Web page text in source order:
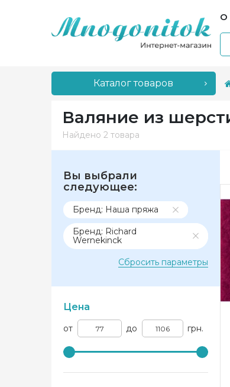
О
Каталог товаров
Валяние из
Найдено 2 товара
Вы выбрали
следующее:
Бренд: Наша пряжа
Бренд: Richard
Wernekinck
Сбросить параметры
Цена
от до грн.